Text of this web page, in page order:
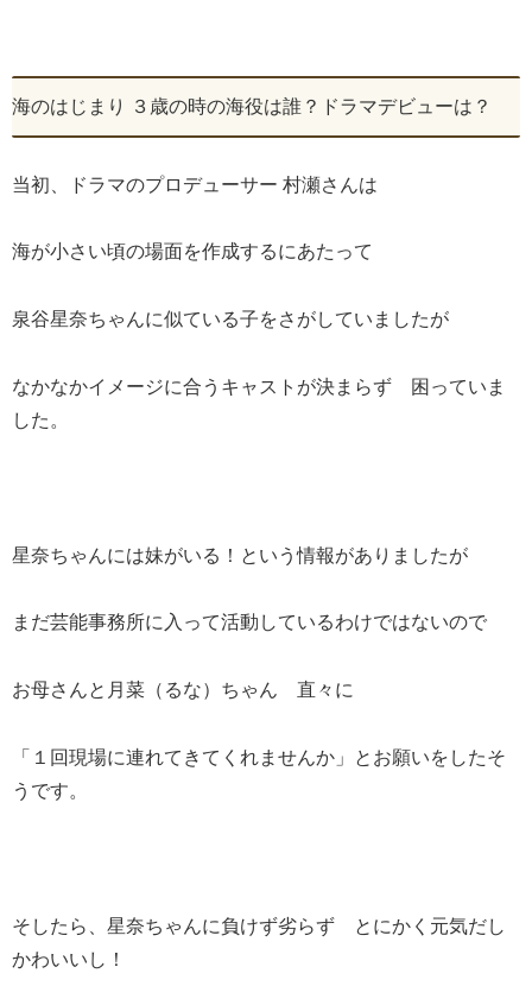
海のはじまり ３歳の時の海役は誰？ドラマデビューは？
当初、ドラマのプロデューサー 村瀬さんは
海が小さい頃の場面を作成するにあたって
泉谷星奈ちゃんに似ている子をさがしていましたが
なかなかイメージに合うキャストが決まらず 困っていま
した。
星奈ちゃんには妹がいる！という情報がありましたが
まだ芸能事務所に入って活動しているわけではないので
お母さんと月菜（るな）ちゃん 直々に
「１回現場に連れてきてくれませんか」とお願いをしたそ
うです。
そしたら、星奈ちゃんに負けず劣らず とにかく元気だし
かわいいし！